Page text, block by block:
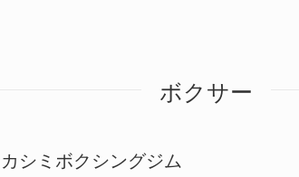
ボクサー
カシミボクシングジム